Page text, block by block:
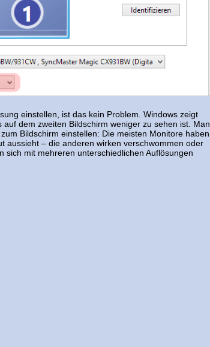
einstellen, ist das kein Problem. Windows zeigt
dem zweiten Bildschirm weniger zu sehen ist. Man
Bildschirm einstellen: Die meisten Monitore haben
aussieht – die anderen wirken verschwommen oder
sich mit mehreren unterschiedlichen Auflösungen